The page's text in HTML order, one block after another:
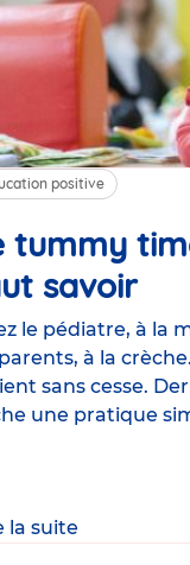
positive
tummy
savoir
le pédiatre, à la
à la
sans cesse.
une pratique
la suite